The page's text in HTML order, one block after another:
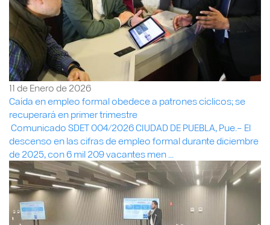
11 de Enero de 2026
Caída en empleo formal obedece a patrones cíclicos; se
recuperará en primer trimestre
Comunicado SDET 004/2026 CIUDAD DE PUEBLA, Pue.– El
descenso en las cifras de empleo formal durante diciembre
de 2025, con 6 mil 209 vacantes men ...